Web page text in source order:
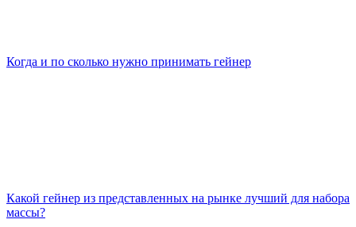
Когда и по сколько нужно принимать гейнер
Какой гейнер из представленных на рынке лучший для набора
массы?